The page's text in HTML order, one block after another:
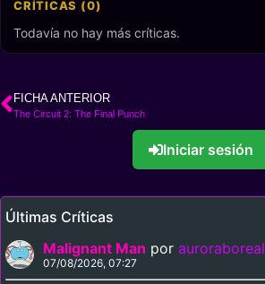
CRÍTICAS (0)
Todavía no hay más críticas.
FICHA ANTERIOR
The Circuit 2: The Final Punch
Iniciar sesión
Últimas Críticas
Malignant Man por auroraboreal
07/08/2026, 07:27